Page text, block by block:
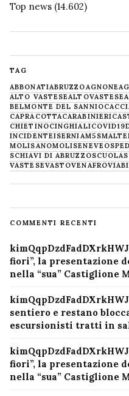
Top news (14.602)
TAG
ABBONATIABRUZZOAGNONE
ALTO VASTESEALTOVASTESE
BELMONTE DEL SANNIO
CAPRACOTTACARABINIERI
CHIETINOCINGHIALICOVID19
INCIDENTEISERNIAM5S
MOLISANOMOLISENEVE
SCHIAVI DI ABRUZZOSCUOLA
VASTESEVASTOVENAFRO
COMMENTI RECENTI
fiori”, la presentazione
nella “sua” Castiglione
sentiero e restano
escursionisti tratti in
fiori”, la presentazione
nella “sua” Castiglione